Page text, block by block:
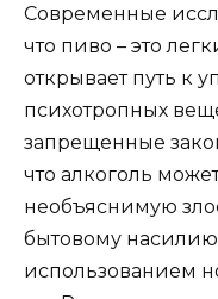
Современные
что пиво – это
открывает путь к
психотропных
запрещенные
что алкоголь
необъяснимую
бытовому
использованием